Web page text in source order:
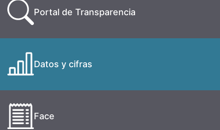
Portal de Transparencia
Datos y cifras
Face